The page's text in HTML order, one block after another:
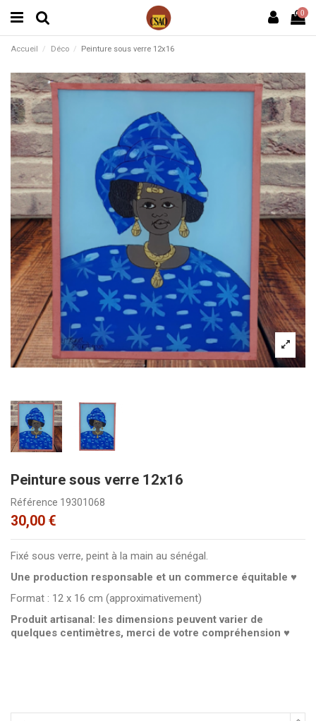
0
Accueil Déco Peinture sous verre 12x16
Peinture sous verre 12x16
Référence 19301068
30,00 €
Fixé sous verre, peint à la main au sénégal.
Une production responsable et un commerce équitable ♥
Format : 12 x 16 cm (approximativement)
Produit artisanal: les dimensions peuvent varier de
quelques centimètres, merci de votre compréhension ♥